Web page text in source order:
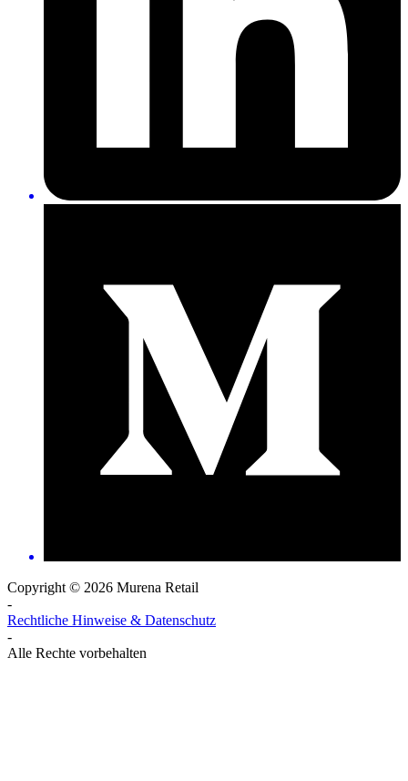
Copyright © 2026 Murena Retail
-
Rechtliche Hinweise & Datenschutz
-
Alle Rechte vorbehalten